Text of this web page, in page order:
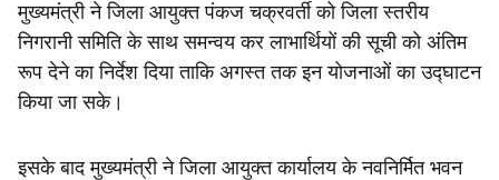
मुख्यमंत्री ने जिला आयुक्त पंकज चक्रवर्ती को जिला स्तरीय
निगरानी समिति के साथ समन्वय कर लाभार्थियों की सूची को अंतिम
रूप देने का निर्देश दिया ताकि अगस्त तक इन योजनाओं का उद्घाटन
किया जा सके।
इसके बाद मुख्यमंत्री ने जिला आयुक्त कार्यालय के नवनिर्मित भवन